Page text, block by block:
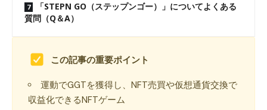
「STEPN GO（ステップンゴー）」についてよくある
質問（Q＆A）
この記事の重要ポイント
運動でGGTを獲得し、NFT売買や仮想通貨交換で
収益化できるNFTゲーム